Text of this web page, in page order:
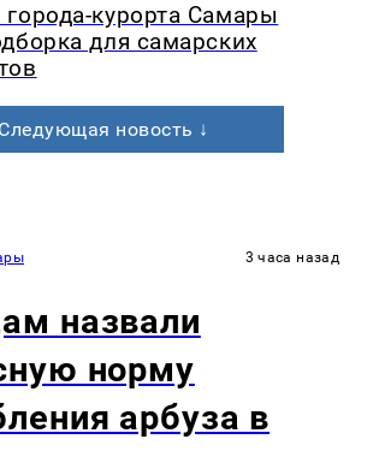
курорта Самары
для самарских
Следующая новость ↓
3 часа назад
назвали
норму
арбуза в